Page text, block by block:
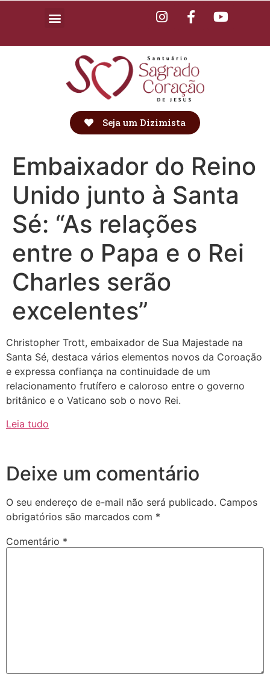
Seja um Dizimista
Embaixador do Reino
Unido junto à Santa
Sé: “As relações
entre o Papa e o Rei
Charles serão
excelentes”
Christopher Trott, embaixador de Sua Majestade na
Santa Sé, destaca vários elementos novos da Coroação
e expressa confiança na continuidade de um
relacionamento frutífero e caloroso entre o governo
britânico e o Vaticano sob o novo Rei.
Leia tudo
Deixe um comentário
O seu endereço de e-mail não será publicado. Campos
obrigatórios são marcados com *
Comentário *